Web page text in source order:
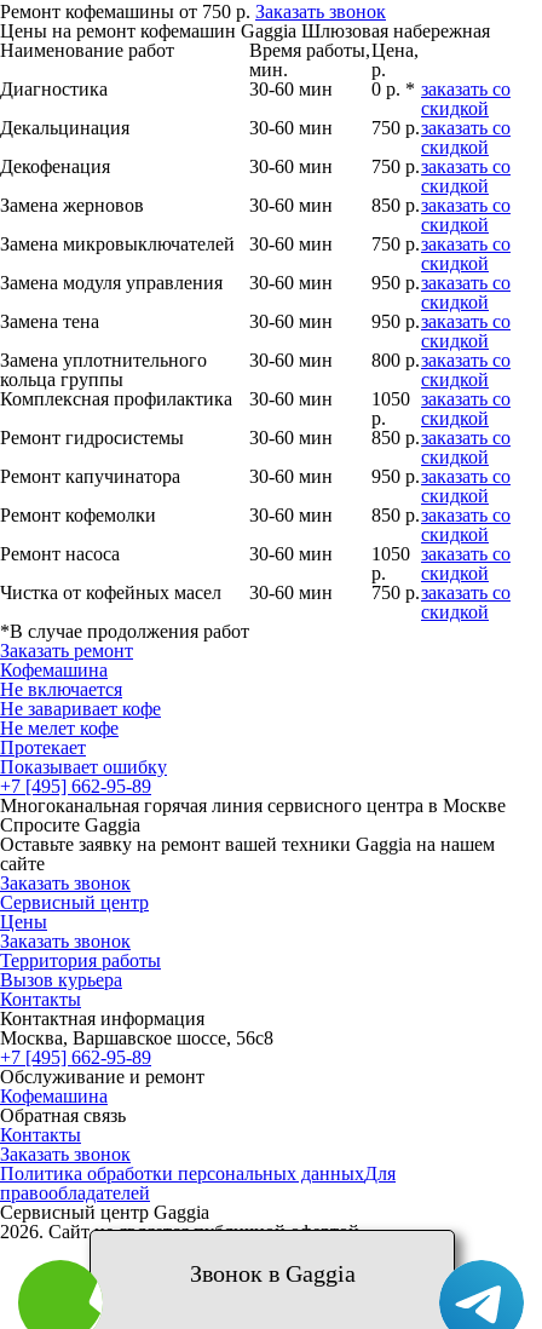
Ремонт кофемашины от 750 р. Заказать звонок
Цены на ремонт кофемашин Gaggia Шлюзовая набережная
Наименование работ
Время работы,
мин.
Цена,
р.
Диагностика
30-60 мин 0 р. * заказать со
скидкой
Декальцинация
30-60 мин 750 р.заказать со
скидкой
Декофенация
30-60 мин 750 р.заказать со
скидкой
Замена жерновов
30-60 мин 850 р.заказать со
скидкой
Замена микровыключателей
30-60 мин 750 р.заказать со
скидкой
Замена модуля управления
30-60 мин 950 р.заказать со
скидкой
Замена тена
30-60 мин 950 р.заказать со
скидкой
Замена уплотнительного
кольца группы
30-60 мин 800 р.заказать со
скидкой
Комплексная профилактика
30-60 мин
1050
р.
заказать со
скидкой
Ремонт гидросистемы
30-60 мин 850 р.заказать со
скидкой
Ремонт капучинатора
30-60 мин 950 р.заказать со
скидкой
Ремонт кофемолки
30-60 мин 850 р.заказать со
скидкой
Ремонт насоса
30-60 мин
1050
р.
заказать со
скидкой
Чистка от кофейных масел
30-60 мин 750 р.заказать со
скидкой
*В случае продолжения работ
Заказать ремонт
Кофемашина
Не включается
Не заваривает кофе
Не мелет кофе
Протекает
Показывает ошибку
+7 [495] 662-95-89
Многоканальная горячая линия сервисного центра в Москве
Спросите Gaggia
Оставьте заявку на ремонт вашей техники Gaggia на нашем
сайте
Заказать звонок
Сервисный центр
Цены
Заказать звонок
Территория работы
Вызов курьера
Контакты
Контактная информация
Москва, Варшавское шоссе, 56с8
+7 [495] 662-95-89
Обслуживание и ремонт
Кофемашина
Обратная связь
Контакты
Заказать звонок
Политика обработки персональных данныхДля
правообладателей
Сервисный центр Gaggia
2026. Сайт не является публичной офертой
Звонок в Gaggia